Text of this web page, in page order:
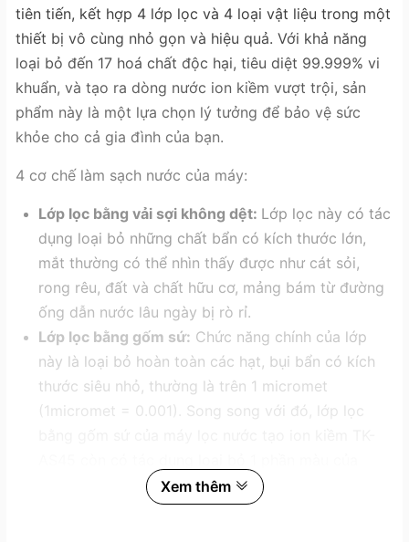
tiên tiến, kết hợp 4 lớp lọc và 4 loại vật liệu trong một
thiết bị vô cùng nhỏ gọn và hiệu quả. Với khả năng
loại bỏ đến 17 hoá chất độc hại, tiêu diệt 99.999% vi
khuẩn, và tạo ra dòng nước ion kiềm vượt trội, sản
phẩm này là một lựa chọn lý tưởng để bảo vệ sức
khỏe cho cả gia đình của bạn.
4 cơ chế làm sạch nước của máy:
Lớp lọc bằng vải sợi không dệt: Lớp lọc này có tác
dụng loại bỏ những chất bẩn có kích thước lớn,
mắt thường có thể nhìn thấy được như cát sỏi,
rong rêu, đất và chất hữu cơ, mảng bám từ đường
ống dẫn nước lâu ngày bị rò rỉ.
Lớp lọc bằng gốm sứ: Chức năng chính của lớp
này là loại bỏ hoàn toàn các hạt, bụi bẩn có kích
thước siêu nhỏ, thường là trên 1 micromet
(1micromet = 0.001). Song song với đó, lớp lọc
Lớp lọc than hoạt tính:Có tác dụng làm sạch
Xem thêm